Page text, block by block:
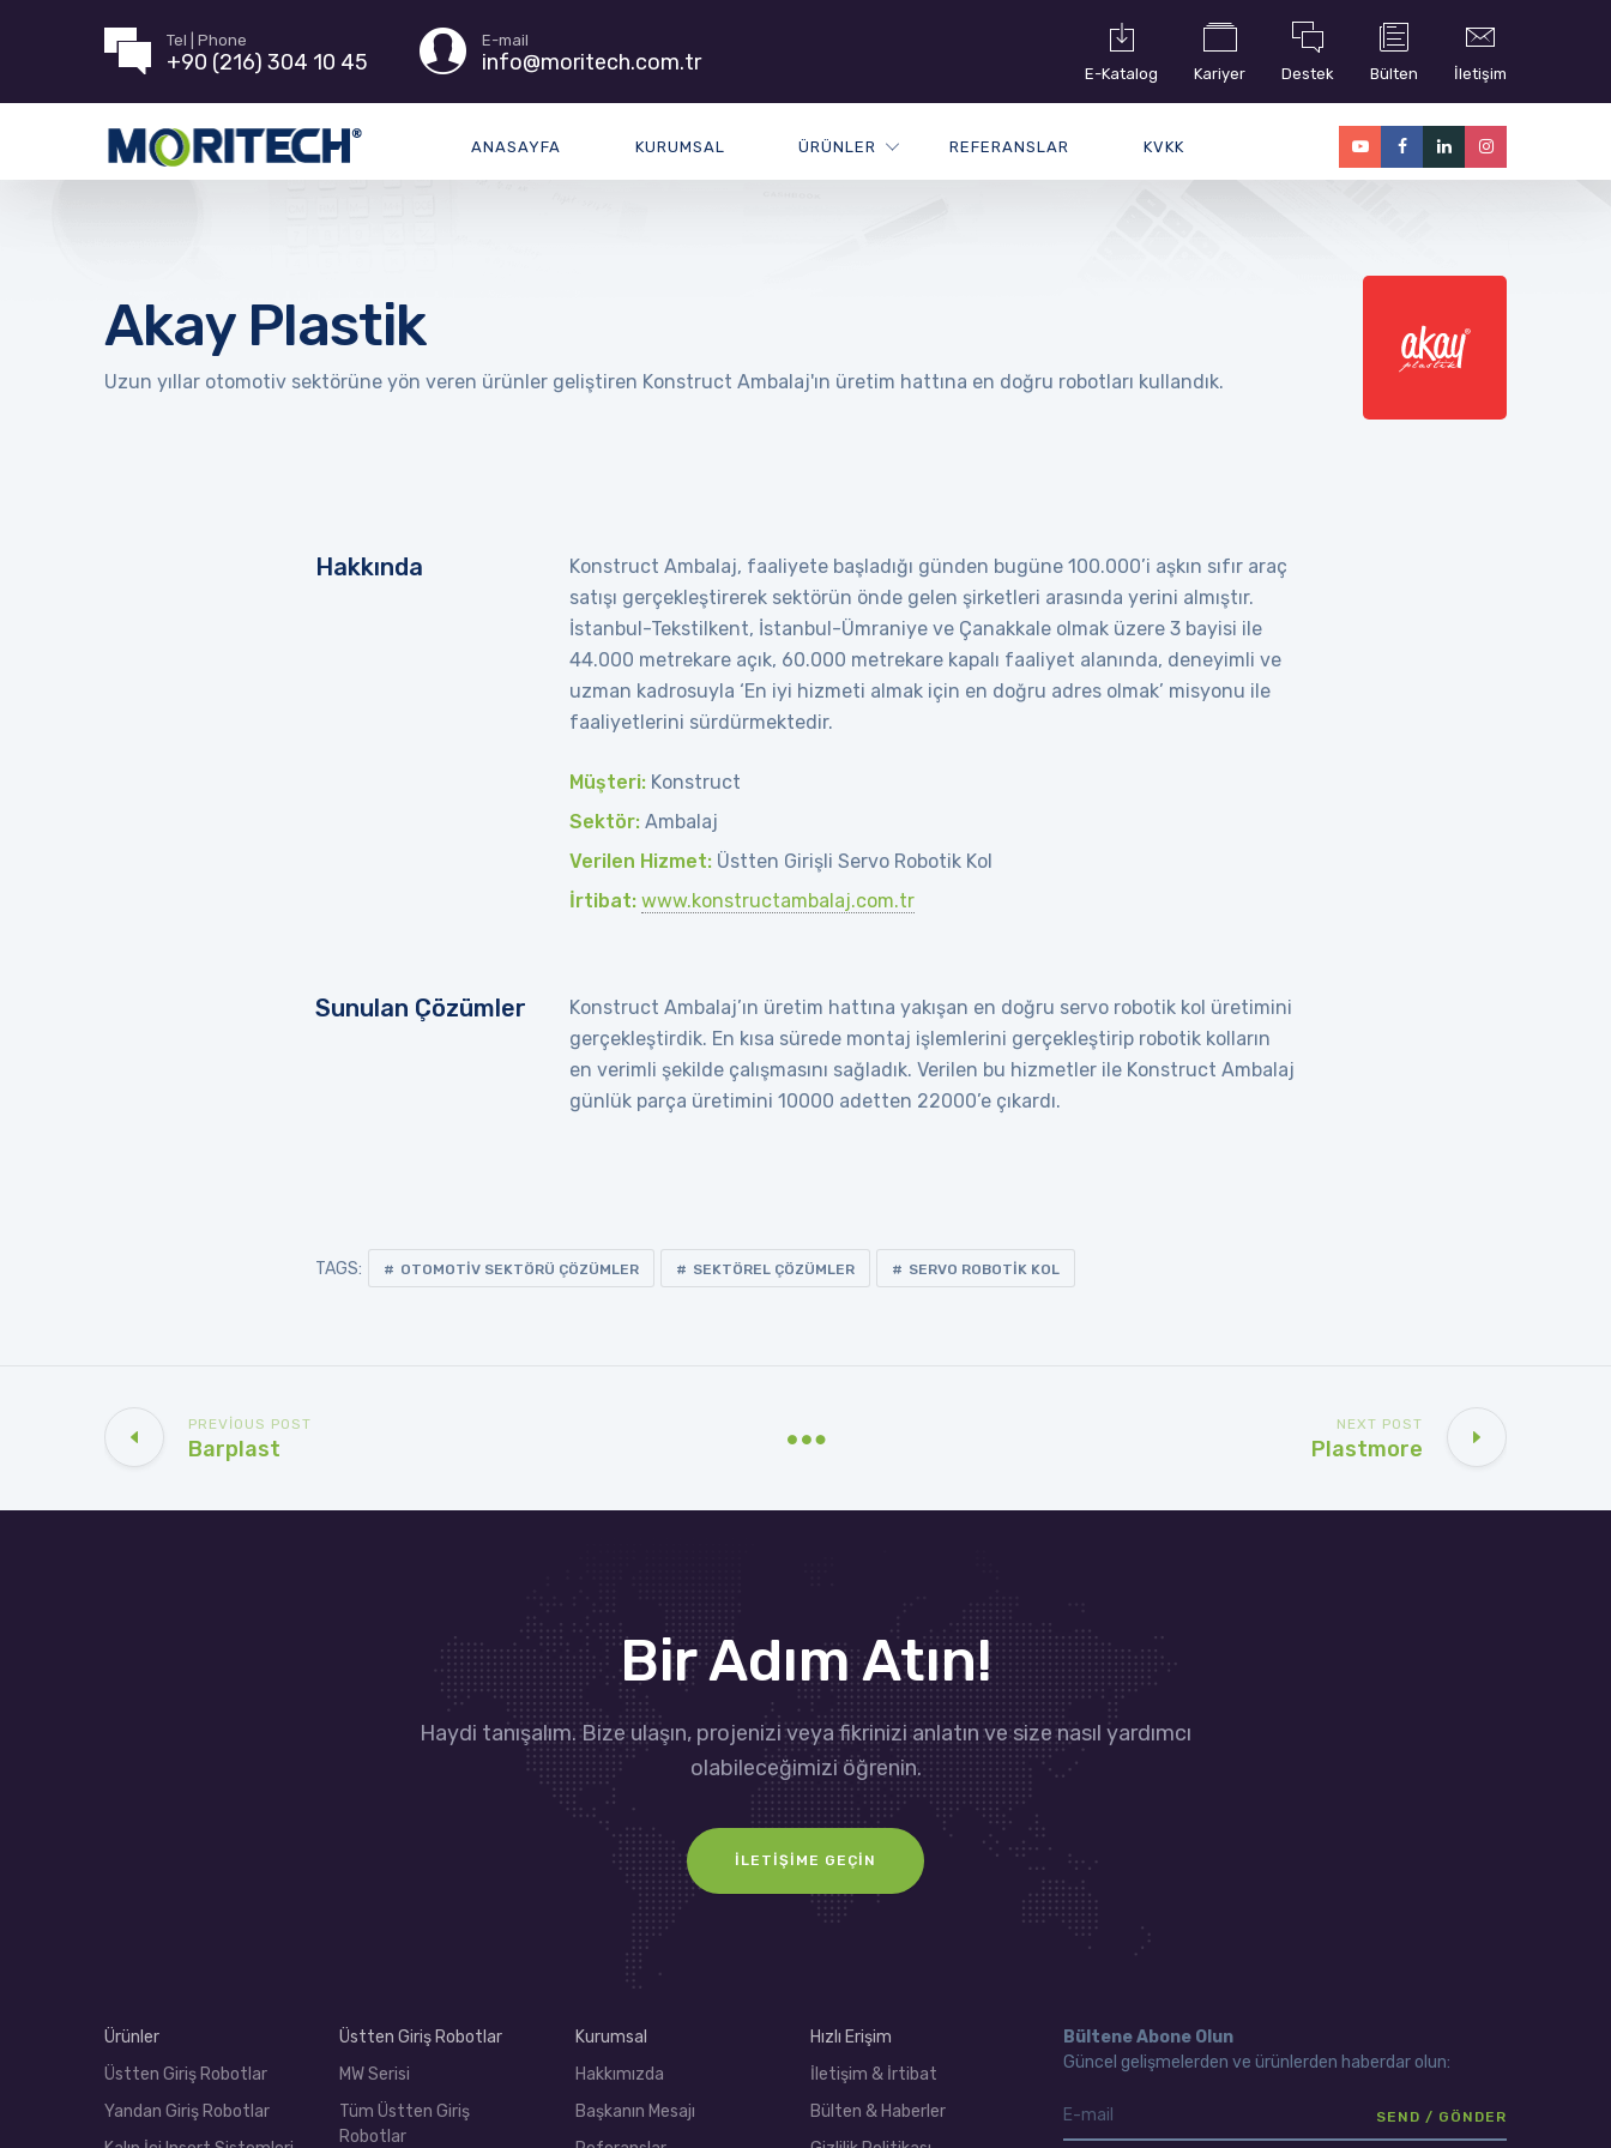
Tel | Phone
+90 (216) 304 10 45
E-mail
info@moritech.com.tr E-Katalog Kariyer Destek Bülten İletişim
ANASAYFA KURUMSAL ÜRÜNLER REFERANSLAR KVKK
Akay Plastik
Uzun yıllar otomotiv sektörüne yön veren ürünler geliştiren Konstruct Ambalaj'ın üretim hattına en doğru robotları kullandık.
Hakkında
Konstruct Ambalaj, faaliyete başladığı günden bugüne 100.000’i aşkın sıfır araç
satışı gerçekleştirerek sektörün önde gelen şirketleri arasında yerini almıştır.
İstanbul-Tekstilkent, İstanbul-Ümraniye ve Çanakkale olmak üzere 3 bayisi ile
44.000 metrekare açık, 60.000 metrekare kapalı faaliyet alanında, deneyimli ve
uzman kadrosuyla ‘En iyi hizmeti almak için en doğru adres olmak’ misyonu ile
faaliyetlerini sürdürmektedir.
Müşteri:Konstruct
Sektör:Ambalaj
Verilen Hizmet:Üstten Girişli Servo Robotik Kol
İrtibat: www.konstructambalaj.com.tr
Sunulan Çözümler
Konstruct Ambalaj’ın üretim hattına yakışan en doğru servo robotik kol üretimini
gerçekleştirdik. En kısa sürede montaj işlemlerini gerçekleştirip robotik kolların
en verimli şekilde çalışmasını sağladık. Verilen bu hizmetler ile Konstruct Ambalaj
günlük parça üretimini 10000 adetten 22000’e çıkardı.
TAGS: OTOMOTIV SEKTÖRÜ ÇÖZÜMLER SEKTÖREL ÇÖZÜMLER SERVO ROBOTIK KOL
PREVIOUS POST
Barplast
NEXT POST
Plastmore
Bir Adım Atın!
Haydi tanışalım. Bize ulaşın, projenizi veya fikrinizi anlatın ve size nasıl yardımcı
olabileceğimizi öğrenin.
İLETIŞIME GEÇIN
Ürünler
Üstten Giriş Robotlar
Yandan Giriş Robotlar
Üstten Giriş Robotlar
MW Serisi
Tüm Üstten Giriş
Robotlar
Kurumsal
Hakkımızda
Başkanın Mesajı
Hızlı Erişim
İletişim & İrtibat
Bülten & Haberler
Bültene Abone Olun
Güncel gelişmelerden ve ürünlerden haberdar olun: